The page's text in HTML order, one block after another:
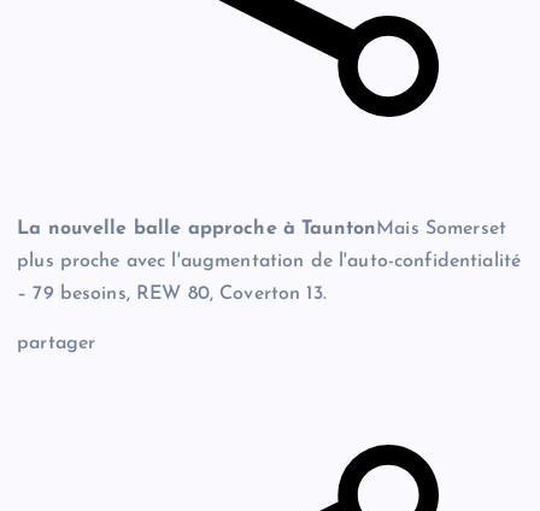
La nouvelle balle approche à TauntonMais Somerset
plus proche avec l'augmentation de l'auto-confidentialité
– 79 besoins, REW 80, Coverton 13.
partager